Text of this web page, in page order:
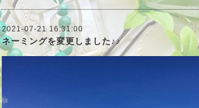
2021-07-21 16:31:00
ネーミングを変更しました♪♪